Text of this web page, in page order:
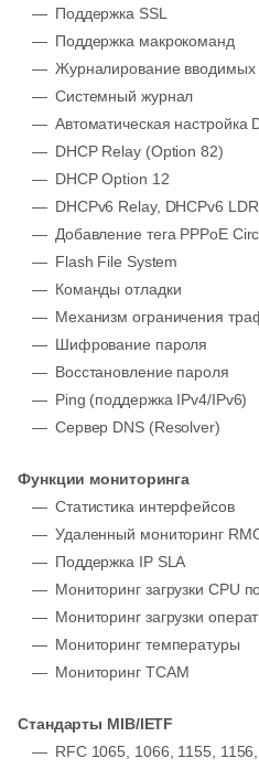
Поддержка SSL
Поддержка макрокоманд
Журналирование вводимых
Системный журнал
Автоматическая настройка
DHCP Relay (Option 82)
DHCP Option 12
DHCPv6 Relay, DHCPv6
Добавление тега PPPoE
Flash File System
Команды отладки
Механизм ограничения
Шифрование пароля
Восстановление пароля
Ping (поддержка IPv4/IPv6)
Сервер DNS (Resolver)
Функции мониторинга
Статистика интерфейсов
Удаленный мониторинг
Поддержка IP SLA
Мониторинг загрузки CPU
Мониторинг загрузки
Мониторинг температуры
Мониторинг TCAM
Стандарты MIB/IETF
RFC 1065, 1066, 1155,